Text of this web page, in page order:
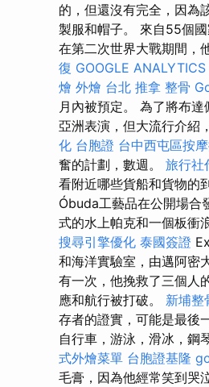
的，但還沒有完全，因為
製服和帽子。 來自55個
在第二次世界大戰期間，
復 GOOGLE ANALYTICS
燴 外燴 台北 推拿 整骨
月內被預定。 為了將布
亞洲表演，但大流行介紹
化 台胞證 台中西屯區按
奮的計劃，數週。 旅行社
看附近哪些貨船和貨物的
Óbuda工藝品在公開場合
式的水上帕克和一個板衝
搜尋引擎優化 泰國簽證
和海洋實驗室，由邁阿密
有一次，他挽救了三個人
應和航行被打破。 新埔整
存者的證實，可能是最後
自行車，游泳，滑冰，鋼
式外燴菜單 台胞證基隆
毛膏，因為他經常笑到哭